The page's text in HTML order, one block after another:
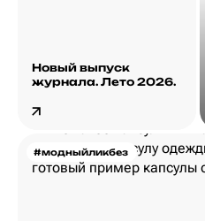
Новый выпуск
журнала. Лето 2026.
#модныйликбез